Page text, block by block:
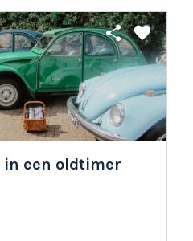
share favorite
in een oldtimer